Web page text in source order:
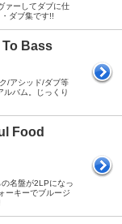
ァーしてダブに仕
ダブ集です!!
Bass
/アシッド/ダブ等
ルバム。じっくり
Food
名盤が2LPになっ
ーキーでブルージ